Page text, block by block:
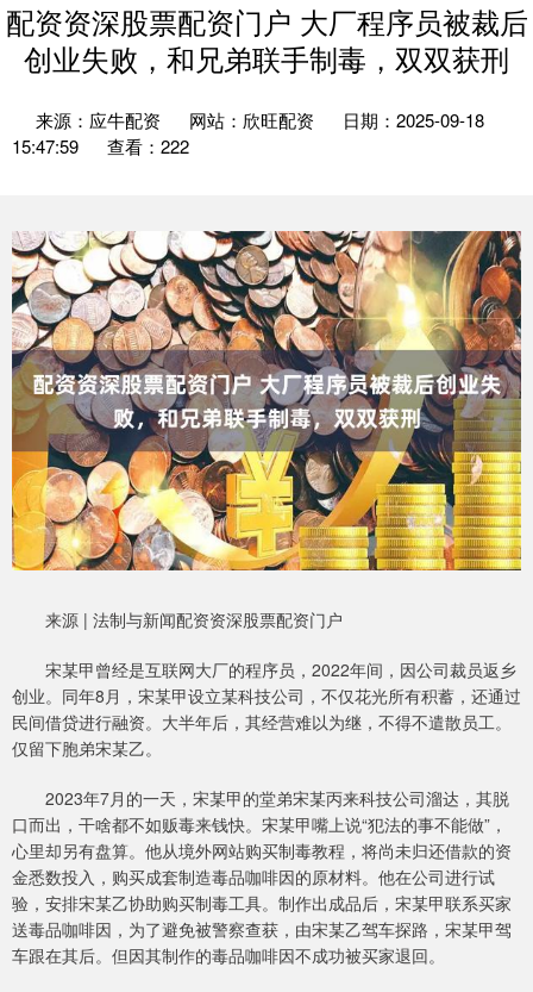
配资资深股票配资门户 大厂程序员被裁后
创业失败，和兄弟联手制毒，双双获刑
来源：应牛配资 网站：欣旺配资
日期：2025-09-18
15:47:59
查看：222
来源 | 法制与新闻配资资深股票配资门户
宋某甲曾经是互联网大厂的程序员，2022年间，因公司裁员返乡
创业。同年8月，宋某甲设立某科技公司，不仅花光所有积蓄，还通过
民间借贷进行融资。大半年后，其经营难以为继，不得不遣散员工。
仅留下胞弟宋某乙。
2023年7月的一天，宋某甲的堂弟宋某丙来科技公司溜达，其脱
口而出，干啥都不如贩毒来钱快。宋某甲嘴上说“犯法的事不能做”，
心里却另有盘算。他从境外网站购买制毒教程，将尚未归还借款的资
金悉数投入，购买成套制造毒品咖啡因的原材料。他在公司进行试
验，安排宋某乙协助购买制毒工具。制作出成品后，宋某甲联系买家
送毒品咖啡因，为了避免被警察查获，由宋某乙驾车探路，宋某甲驾
车跟在其后。但因其制作的毒品咖啡因不成功被买家退回。